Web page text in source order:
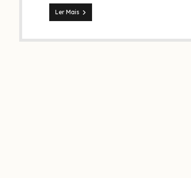
Ler MaisTeologia
negra:
realmente